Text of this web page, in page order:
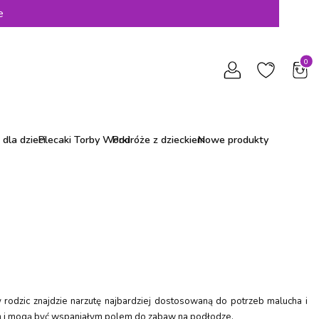
dzieciPlecaki Torby WorkiPodróże z dzieckiemNowe produkty
znajdzie narzutę najbardziej dostosowaną do potrzeb malucha i